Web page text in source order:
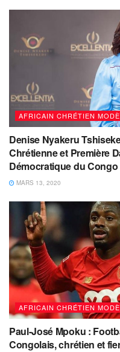
AFRICAIN CHRÉTIEN
Denise Nyakeru
Chrétienne et Première
Démocratique du Congo
MARS 13, 2020
AFRICAIN CHRÉTIEN
Paul-José Mpoku :
Congolais, chrétien et